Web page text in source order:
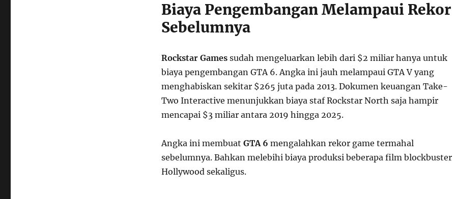
Biaya Pengembangan Melampaui Rekor
Sebelumnya
Rockstar Games sudah mengeluarkan lebih dari $2 miliar hanya untuk
biaya pengembangan GTA 6. Angka ini jauh melampaui GTA V yang
menghabiskan sekitar $265 juta pada 2013. Dokumen keuangan Take-
Two Interactive menunjukkan biaya staf Rockstar North saja hampir
mencapai $3 miliar antara 2019 hingga 2025.
Angka ini membuat GTA 6 mengalahkan rekor game termahal
sebelumnya. Bahkan melebihi biaya produksi beberapa film blockbuster
Hollywood sekaligus.